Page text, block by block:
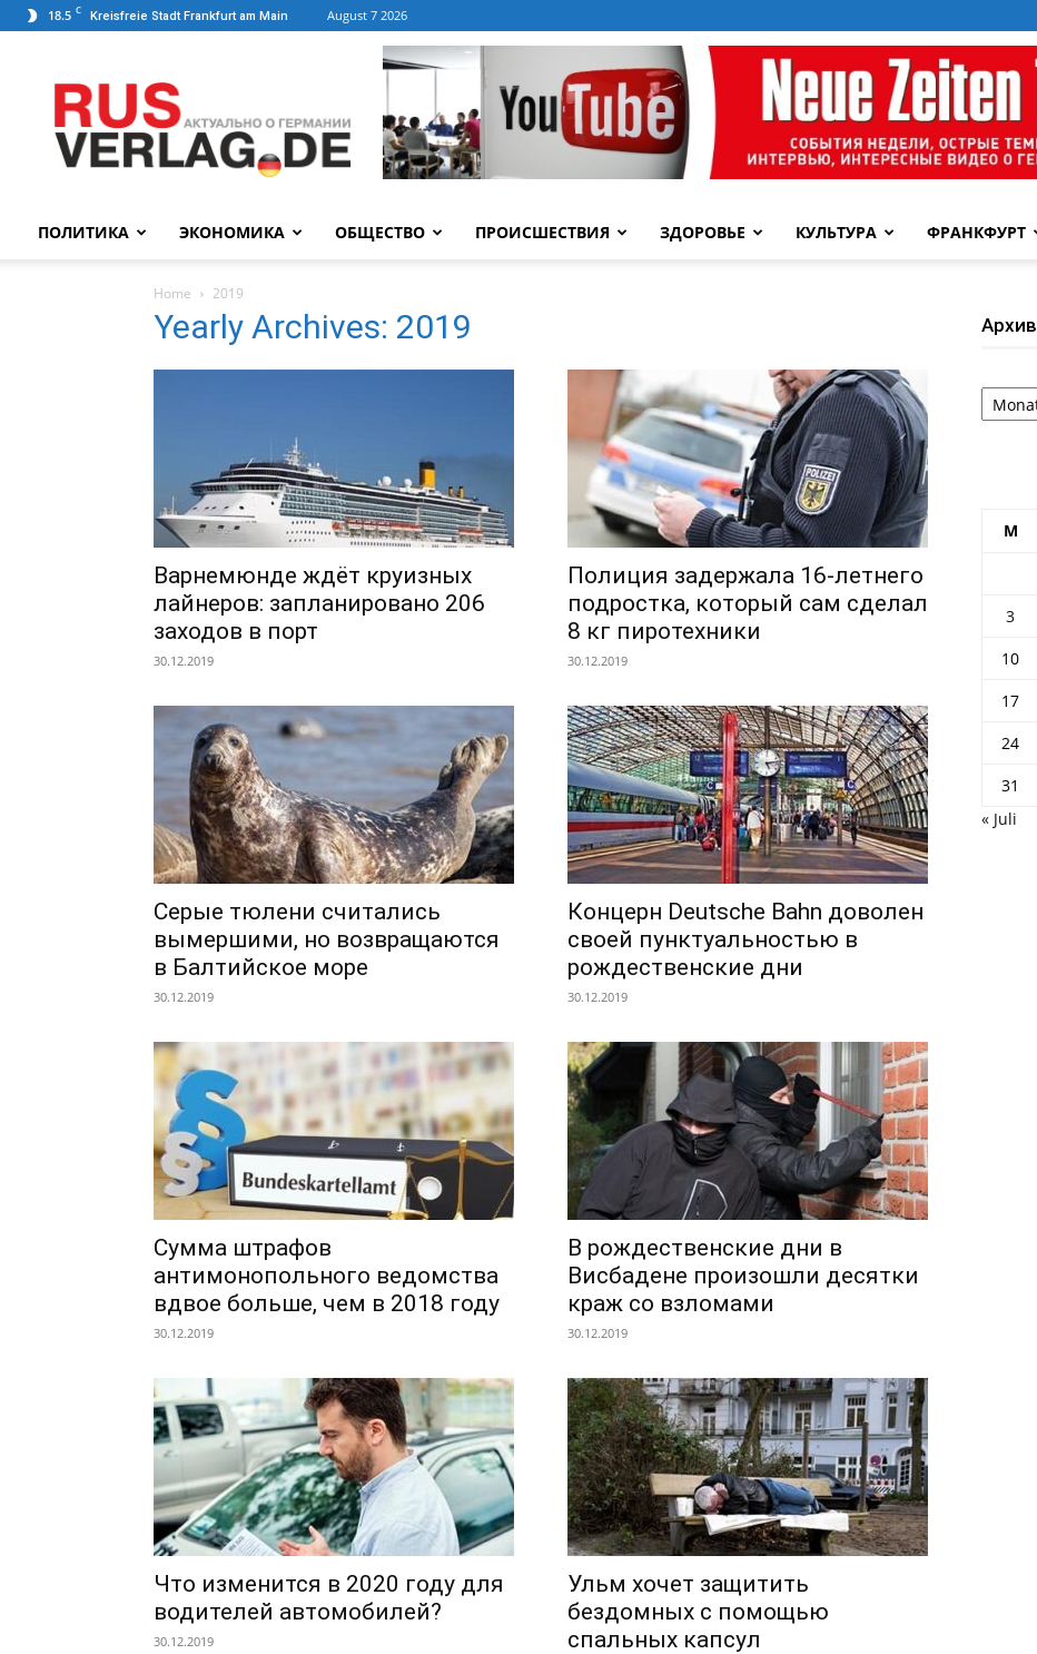
18.5 C Kreisfreie Stadt Frankfurt am Main August 7 2026
ПОЛИТИКА ЭКОНОМИКА ОБЩЕСТВО ПРОИСШЕСТВИЯ ЗДОРОВЬЕ КУЛЬТУРА ФРАНКФУРТ
Home 2019
Yearly Archives: 2019
Варнемюнде ждёт круизных
лайнеров: запланировано 206
заходов в порт
30.12.2019
Полиция задержала 16-летнего
подростка, который сам сделал
8 кг пиротехники
30.12.2019
Серые тюлени считались
вымершими, но возвращаются
в Балтийское море
30.12.2019
Концерн Deutsche Bahn доволен
своей пунктуальностью в
рождественские дни
30.12.2019
Сумма штрафов
антимонопольного ведомства
вдвое больше, чем в 2018 году
30.12.2019
В рождественские дни в
Висбадене произошли десятки
краж со взломами
30.12.2019
Что изменится в 2020 году для
водителей автомобилей?
30.12.2019
Ульм хочет защитить
бездомных с помощью
спальных капсул
Архив
Архив
M
3
10
17
24
31
« Juli